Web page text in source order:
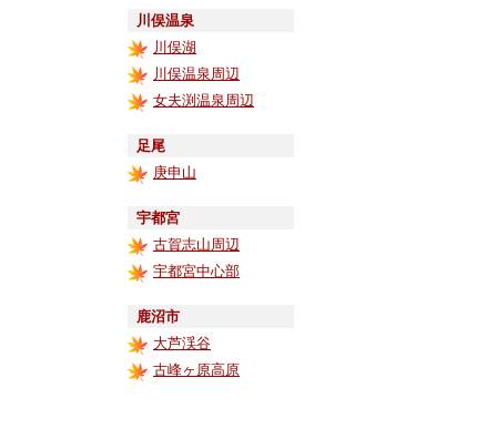
川俣温泉
川俣湖
川俣温泉周辺
女夫渕温泉周辺
足尾
庚申山
宇都宮
古賀志山周辺
宇都宮中心部
鹿沼市
大芦渓谷
古峰ヶ原高原